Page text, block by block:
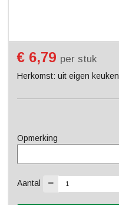
€ 6,79 per stuk
Herkomst: uit eigen keuken
Opmerking
Aantal